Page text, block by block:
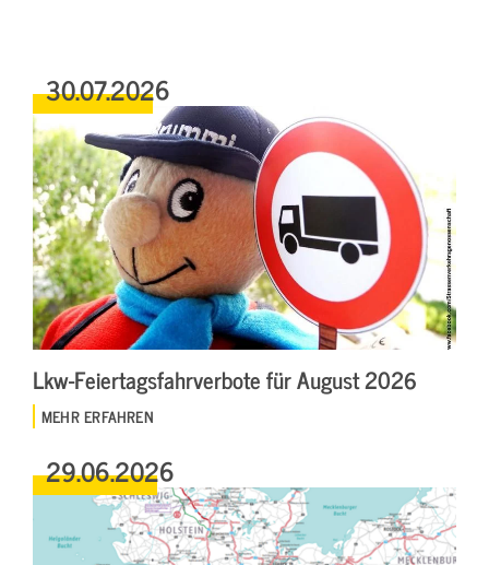
30.07.2026
Lkw-Feiertagsfahrverbote für August 2026
MEHR ERFAHREN
29.06.2026